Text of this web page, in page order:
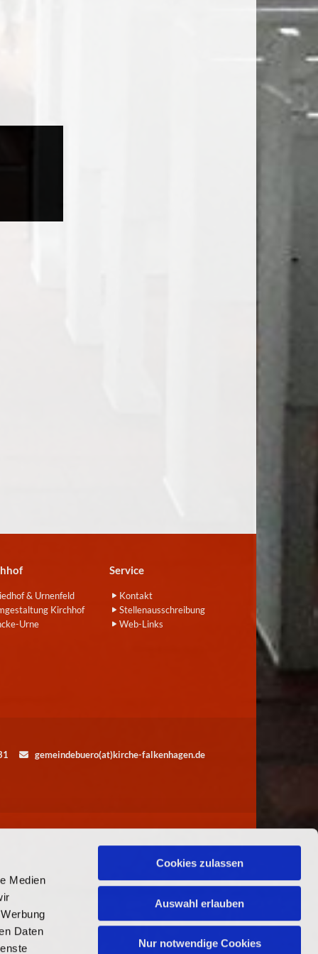
Medien
Daten
Cookies zulassen
Auswahl erlauben
Nur notwendige Cookies
& Urnenfeld
Kirchhof
Urne
Service
Kontakt
Stellenausschreibung
Web-Links
 gemeindebuero(at)kirche-falkenhagen.de